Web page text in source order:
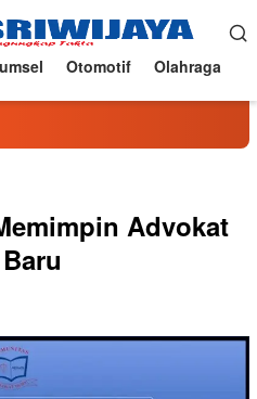
Otomotif Olahraga
Advokat